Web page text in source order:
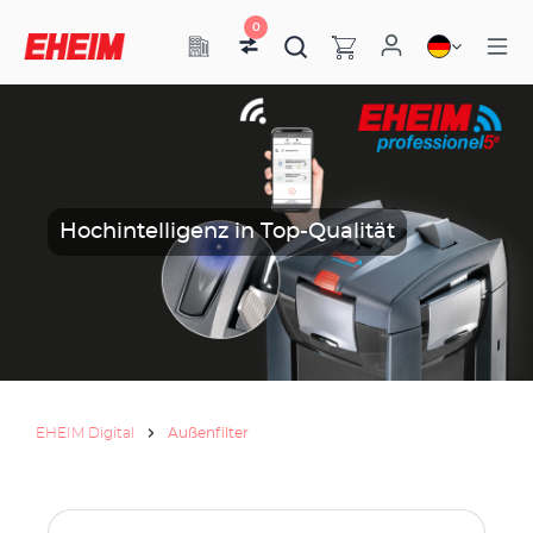
0
Hochintelligenz in Top-Qualität
EHEIM Digital Außenfilter